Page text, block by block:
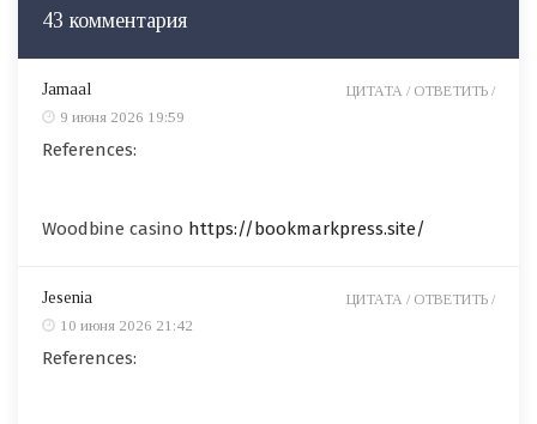
43 комментария
Jamaal
9 июня 2026 19:59
References:
Woodbine casino https://bookmarkpress.site/
ЦИТАТА / ОТВЕТИТЬ /
Jesenia
10 июня 2026 21:42
References:
ЦИТАТА / ОТВЕТИТЬ /